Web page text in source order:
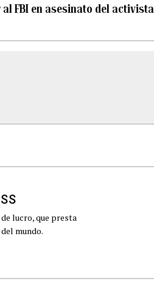
FBI en asesinato del activista
lucro, que presta
mundo.